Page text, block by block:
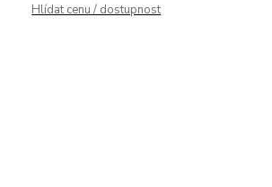
Hlídat cenu / dostupnost